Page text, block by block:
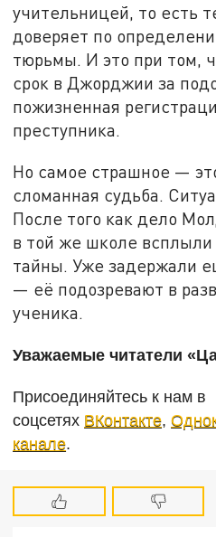
учительницей, то есть
доверяет по
тюрьмы. И это при том,
срок в Джорджии за
пожизненная
преступника.
Но самое страшное —
сломанная судьба.
После того как дело
в той же школе
тайны. Уже задержали
— её подозревают в
ученика.
Уважаемые читатели
Присоединяйтесь к нам в
соцсетях ВКонтакте,
канале.